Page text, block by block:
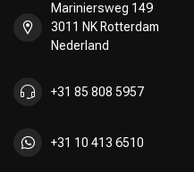
Mariniersweg 149
3011 NK Rotterdam
Nederland
+31 85 808 5957
+31 10 413 6510